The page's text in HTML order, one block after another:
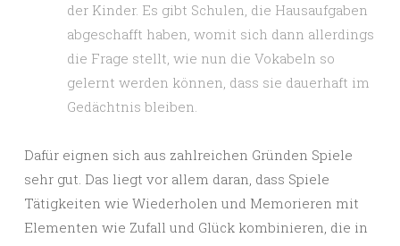
der Kinder. Es gibt Schulen, die Hausaufgaben
abgeschafft haben, womit sich dann allerdings
die Frage stellt, wie nun die Vokabeln so
gelernt werden können, dass sie dauerhaft im
Gedächtnis bleiben.
Dafür eignen sich aus zahlreichen Gründen Spiele
sehr gut. Das liegt vor allem daran, dass Spiele
Tätigkeiten wie Wiederholen und Memorieren mit
Elementen wie Zufall und Glück kombinieren, die in